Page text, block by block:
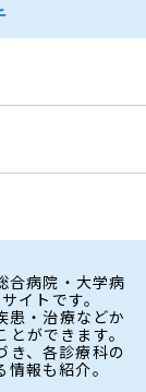
合病院・大学病
イトです。
患・治療などか
ができます。
き、各診療科の
報も紹介。